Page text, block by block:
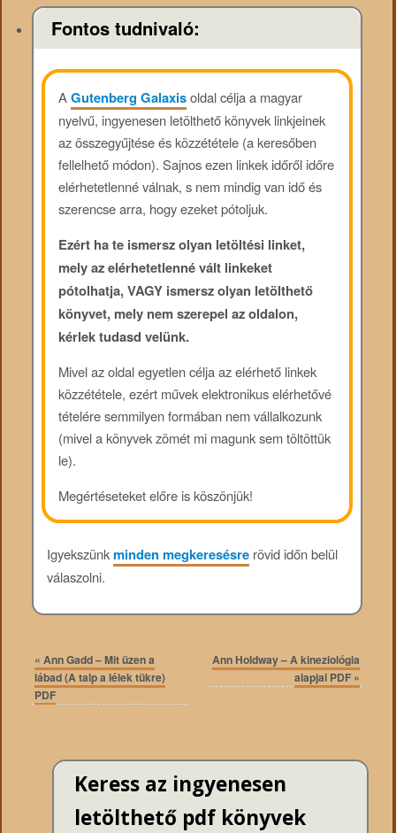
Fontos tudnivaló:
AGutenberg Galaxisoldal célja a magyar
nyelvű, ingyenesen letölthető könyvek linkjeinek
az összegyűjtése és közzététele (a keresőben
fellelhető módon). Sajnos ezen linkek időről időre
elérhetetlenné válnak, s nem mindig van idő és
szerencse arra, hogy ezeket pótoljuk.
Ezért ha te ismersz olyan letöltési linket,
mely az elérhetetlenné vált linkeket
pótolhatja, VAGY ismersz olyan letölthető
könyvet, mely nem szerepel az oldalon,
kérlek tudasd velünk.
Mivel az oldal egyetlen célja az elérhető linkek
közzététele, ezért művek elektronikus elérhetővé
tételére semmilyen formában nem vállalkozunk
(mivel a könyvek zömét mi magunk sem töltöttük
le).
Megértéseteket előre is köszönjük!
Igyekszünkminden megkeresésrerövid időn belül
válaszolni.
« Ann Gadd – Mit üzen a
lábad (A talp a lélek tükre)
PDF
Ann Holdway – A kineziológia
alapjai PDF »
Keress az ingyenesen
letölthető pdf könyvek